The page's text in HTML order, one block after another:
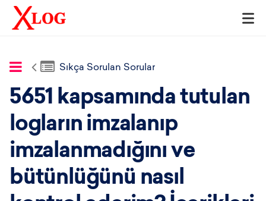
Sıkça Sorulan Sorular
5651 kapsamında tutulan
logların imzalanıp
imzalanmadığını ve
bütünlüğünü nasıl